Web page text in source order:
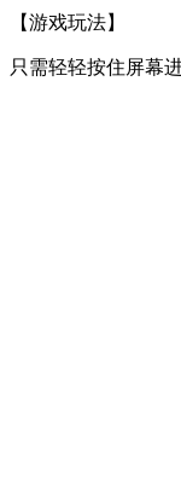
【游戏玩法】
只需轻轻按住屏幕